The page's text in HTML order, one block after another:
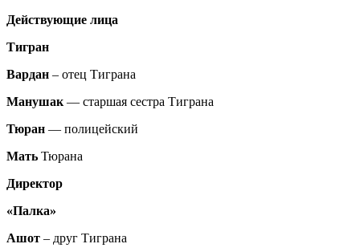
Действующие лица
Тигран
Вардан – отец Тиграна
Манушак — старшая сестра Тиграна
Тюран — полицейский
Мать Тюрана
Директор
«Палка»
Ашот – друг Тиграна